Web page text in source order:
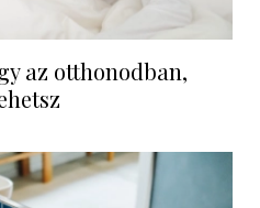
az otthonodban,